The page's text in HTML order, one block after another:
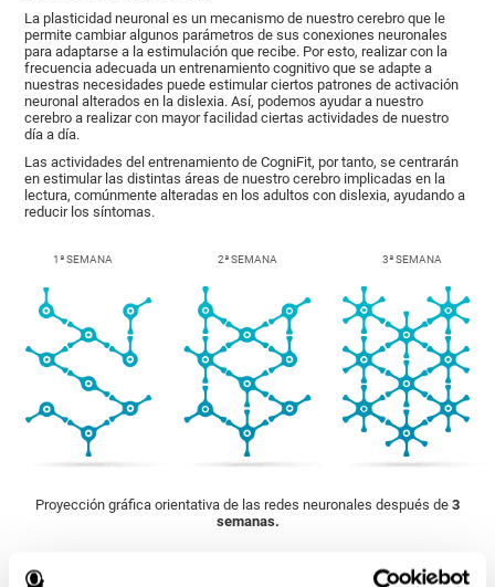
La plasticidad neuronal es un mecanismo de nuestro cerebro que le
permite cambiar algunos parámetros de sus conexiones neuronales
para adaptarse a la estimulación que recibe. Por esto, realizar con la
frecuencia adecuada un entrenamiento cognitivo que se adapte a
nuestras necesidades puede estimular ciertos patrones de activación
neuronal alterados en la dislexia. Así, podemos ayudar a nuestro
cerebro a realizar con mayor facilidad ciertas actividades de nuestro
día a día.
Las actividades del entrenamiento de CogniFit, por tanto, se centrarán
en estimular las distintas áreas de nuestro cerebro implicadas en la
lectura, comúnmente alteradas en los adultos con dislexia, ayudando a
reducir los síntomas.
1ª SEMANA 2ª SEMANA 3ª SEMANA
Proyección gráfica orientativa de las redes neuronales después de 3
semanas.